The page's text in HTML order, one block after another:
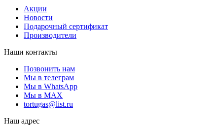
Акции
Новости
Подарочный сертификат
Производители
Наши контакты
Позвонить нам
Мы в телеграм
Мы в WhatsApp
Мы в MAX
tortugas@list.ru
Наш адрес